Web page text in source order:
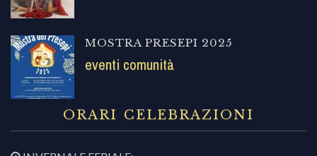
MOSTRA PRESEPI 2025
eventi comunità
ORARI CELEBRAZIONI